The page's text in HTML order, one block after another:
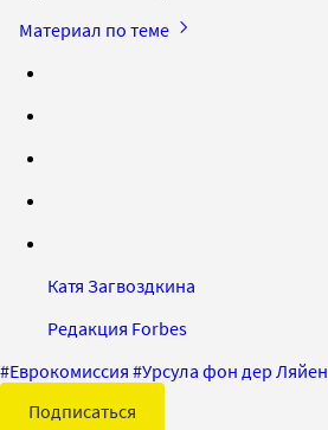
Материал по теме
Катя Загвоздкина
Редакция Forbes
#Еврокомиссия #Урсула фон дер Ляйен
Подписаться